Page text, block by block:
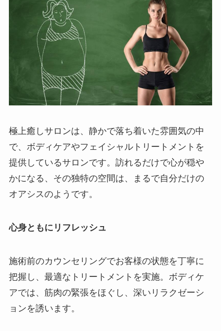
極上癒しサロンは、静かで落ち着いた雰囲気の中
で、ボディケアやフェイシャルトリートメントを
提供しているサロンです。訪れるだけで心が穏や
かになる、その独特の空間は、まるで自分だけの
オアシスのようです。
心身ともにリフレッシュ
施術前のカウンセリングでお客様の状態を丁寧に
把握し、最適なトリートメントを実施。ボディケ
アでは、筋肉の緊張をほぐし、深いリラクゼーシ
ョンを誘います。